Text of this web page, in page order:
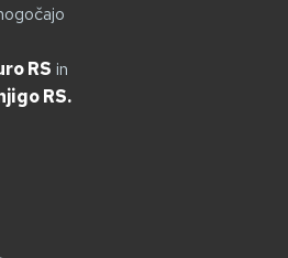
RS in
RS.